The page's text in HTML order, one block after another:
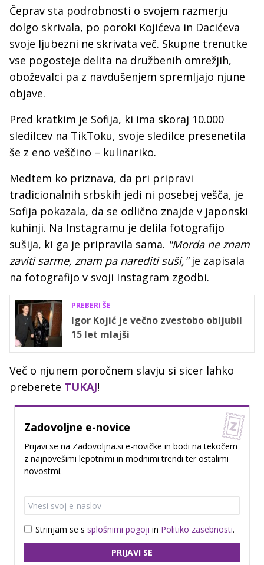
Čeprav sta podrobnosti o svojem razmerju
dolgo skrivala, po poroki Kojićeva in Dacićeva
svoje ljubezni ne skrivata več. Skupne trenutke
vse pogosteje delita na družbenih omrežjih,
oboževalci pa z navdušenjem spremljajo njune
objave.
Pred kratkim je Sofija, ki ima skoraj 10.000
sledilcev na TikToku, svoje sledilce presenetila
še z eno veščino – kulinariko.
Medtem ko priznava, da pri pripravi
tradicionalnih srbskih jedi ni posebej vešča, je
Sofija pokazala, da se odlično znajde v japonski
kuhinji. Na Instagramu je delila fotografijo
sušija, ki ga je pripravila sama. "Morda ne znam
zaviti sarme, znam pa narediti suši,"je zapisala
na fotografijo v svoji Instagram zgodbi.
PREBERI ŠE
Igor Kojić je večno zvestobo obljubil
15 let mlajši
Več o njunem poročnem slavju si sicer lahko
preberete TUKAJ!
Zadovoljne e-novice
Prijavi se na Zadovoljna.si e-novičke in bodi na tekočem
z najnovešimi lepotnimi in modnimi trendi ter ostalimi
novostmi.
Strinjam se s splošnimi pogoji in Politiko zasebnosti.
PRIJAVI SE